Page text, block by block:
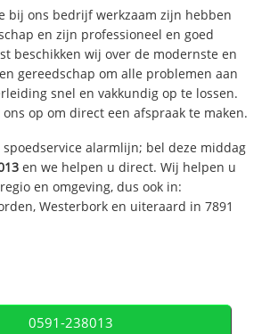
bij ons bedrijf werkzaam zijn hebben
en zijn professioneel en goed
beschikken wij over de modernste en
gereedschap om alle problemen aan
snel en vakkundig op te lossen.
op om direct een afspraak te maken.
spoedservice alarmlijn; bel deze middag
en we helpen u direct. Wij helpen u
en omgeving, dus ook in:
Westerbork en uiteraard in 7891
0591-238013